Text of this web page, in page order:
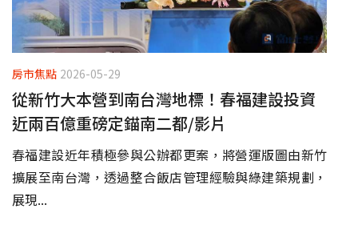
房市焦點 2026-05-29
從新竹大本營到南台灣地標！春福建設投資
近兩百億重磅定錨南二都/影片
春福建設近年積極參與公辦都更案，將營運版圖由新竹
擴展至南台灣，透過整合飯店管理經驗與綠建築規劃，
展現...